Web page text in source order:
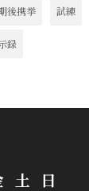
後携挙 試練
録
土
日